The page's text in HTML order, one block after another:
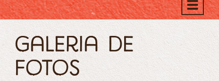
Toggle
Galeria de
Fotos